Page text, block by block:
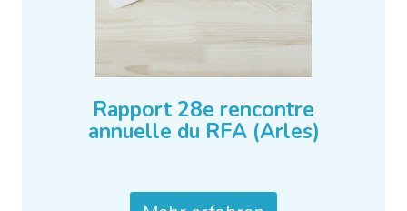
Rapport 28e rencontre
annuelle du RFA (Arles)